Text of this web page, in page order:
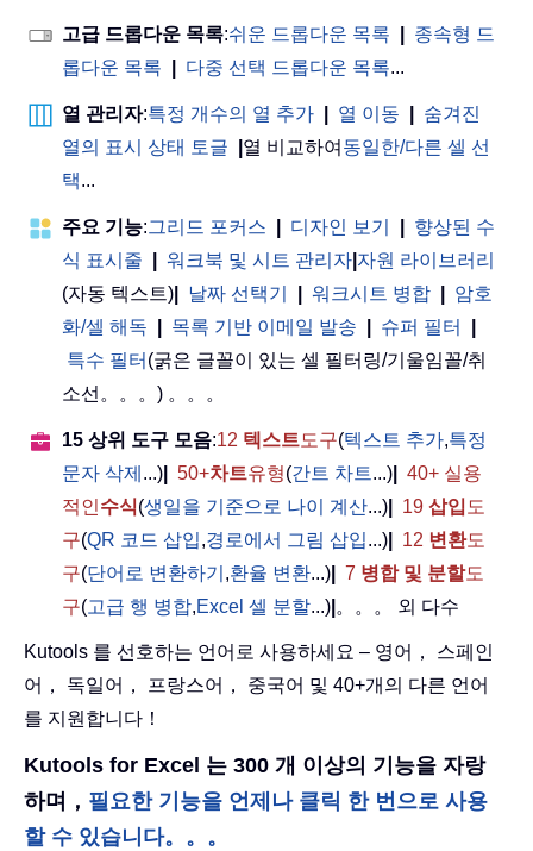
고급 드롭다운 목록:쉬운 드롭다운 목록
종속형 드
롭다운 목록
다중 선택 드롭다운 목록...
열 관리자:특정 개수의 열 추가 열 이동
숨겨진
열의 표시 상태 토글
열 비교하여 동일한/다른 셀 선
택...
주요 기능:그리드 포커스 디자인 보기
향상된 수
식 표시줄
워크북 및 시트 관리자 자원 라이브러리
(자동 텍스트)
날짜 선택기 워크시트 병합
암호
화/셀 해독
목록 기반 이메일 발송 슈퍼 필터
특수 필터 (굵은 글꼴이 있는 셀 필터링/기울임꼴/취
소선。。。) 。。。
15 상위 도구 모음:12 텍스트도구(텍스트 추가,특정
문자 삭제 ...) 50+차트유형(간트 차트...)
40+ 실용
적인수식(생일을 기준으로 나이 계산...) 19 삽입 도
구(QR 코드 삽입,경로에서 그림 삽입...) 12 변환도
구(단어로 변환하기 ,환율 변환...) 7 병합 및 분할도
구(고급 행 병합,Excel 셀 분할...) 。。。 외 다수
Kutools 를 선호하는 언어로 사용하세요 – 영어， 스페인
어， 독일어， 프랑스어， 중국어 및 40+개의 다른 언어
를 지원합니다！
Kutools for Excel 는 300 개 이상의 기능을 자랑
하며， 필요한 기능을 언제나 클릭 한 번으로 사용
할 수 있습니다。。。